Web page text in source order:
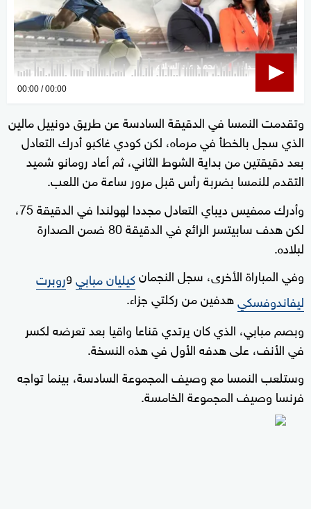
0
of
seconds
00:00 00:00
وتقدمت النمسا في الدقيقة السادسة عن طريق دونييل مالين
الذي سجل بالخطأ في مرماه، لكن كودي غاكبو أدرك التعادل
بعد دقيقتين من بداية الشوط الثاني، ثم أعاد رومانو شميد
التقدم للنمسا بضربة رأس قبل مرور ساعة من اللعب.
وأدرك ممفيس ديباي التعادل مجددا لهولندا في الدقيقة 75،
لكن هدف سابيتسر الرائع في الدقيقة 80 ضمن الصدارة
لبلاده.
وفي المباراة الأخرى، سجل النجمانكيليان مبابيوروبرت
ليفاندوفسكيهدفين من ركلتي جزاء.
وبصم مبابي، الذي كان يرتدي قناعا واقيا بعد تعرضه لكسر
في الأنف، على هدفه الأول في هذه النسخة.
وستلعب النمسا مع وصيف المجموعة السادسة، بينما تواجه
فرنسا وصيف المجموعة الخامسة.